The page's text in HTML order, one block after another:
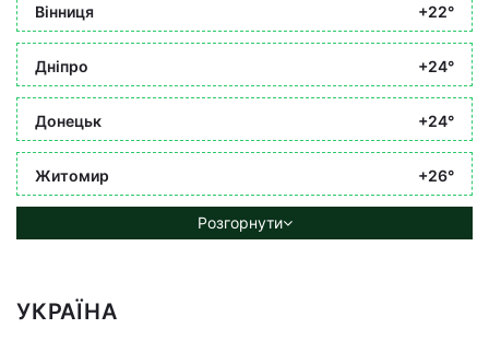
Вінниця +22°
Дніпро +24°
Донецьк +24°
Житомир +26°
Розгорнути
УКРАЇНА